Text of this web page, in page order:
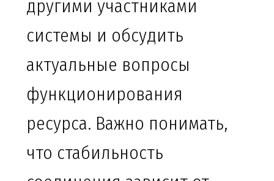
другими участниками
системы и обсудить
актуальные вопросы
функционирования
ресурса. Важно понимать,
что стабильность